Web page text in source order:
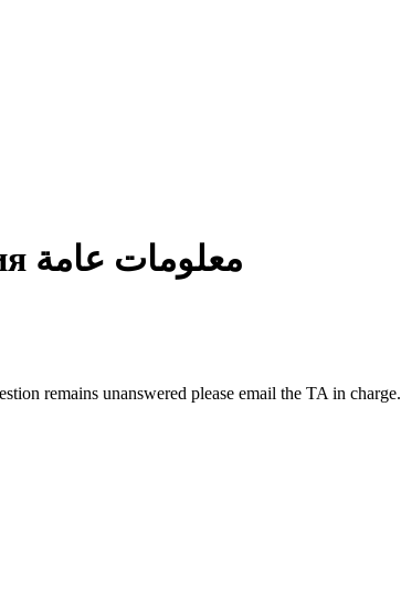
معلومات عامة
remains unanswered please email the TA in charge.